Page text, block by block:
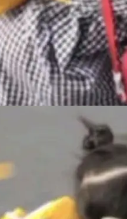
聊天记
部律师 Gabr
日下午 5:53
发了封邮
合调查前苹
一提的是，
P
能——你写
。一句话让
馨提示：
HUAWEI M
6.1.0.135S
：设置 > 搜
以此纪
今天正式发
一代音视频
一个特殊之
个名字，
）。 对于
字并不陌
离世十周
版本的名
国传媒大学
事视频、音
1215
告显示，AI
时报》报道
信息与商品
处理任
，实际支出
是，该项目
的采访里
竞赛，而
今年底或
水平。 Dela
展系
软件工程师